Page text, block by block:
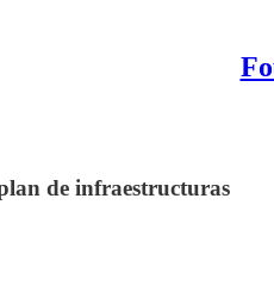
de infraestructuras